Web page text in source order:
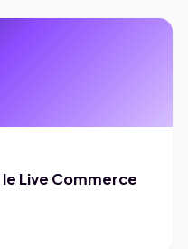
Live Commerce